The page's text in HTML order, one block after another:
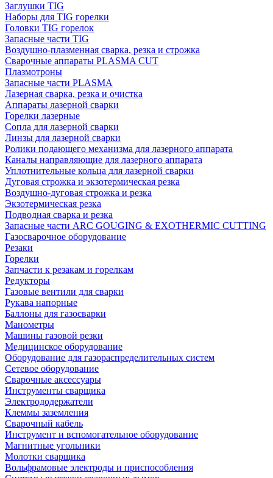
Заглушки TIG
Наборы для TIG горелки
Головки TIG горелок
Запасные части TIG
Воздушно-плазменная сварка, резка и строжка
Сварочные аппараты PLASMA CUT
Плазмотроны
Запасные части PLASMA
Лазерная сварка, резка и очистка
Аппараты лазерной сварки
Горелки лазерные
Сопла для лазерной сварки
Линзы для лазерной сварки
Ролики подающего механизма для лазерного аппарата
Каналы направляющие для лазерного аппарата
Уплотнительные кольца для лазерной сварки
Дуговая строжка и экзотермическая резка
Воздушно-дуговая строжка и резка
Экзотермическая резка
Подводная сварка и резка
Запасные части ARC GOUGING & EXOTHERMIC CUTTING
Газосварочное оборудование
Резаки
Горелки
Запчасти к резакам и горелкам
Редукторы
Газовые вентили для сварки
Рукава напорные
Баллоны для газосварки
Манометры
Машины газовой резки
Медицинское оборудование
Оборудование для газораспределительных систем
Сетевое оборудование
Сварочные аксессуары
Инструменты сварщика
Электрододержатели
Клеммы заземления
Сварочный кабель
Инструмент и вспомогательное оборудование
Магнитные угольники
Молотки сварщика
Вольфрамовые электроды и приспособления